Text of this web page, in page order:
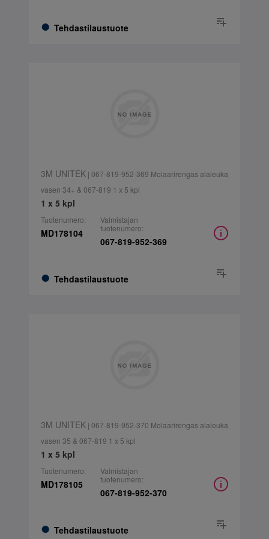
Tehdastilaustuote
3M UNITEK| 067-819-952-369 Molaarirengas alaleuka
vasen 34+ & 067-819 1 x 5 kpl
1 x 5 kpl
Tuotenumero:
MD178104
Tehdastilaustuote
Valmistajan
tuotenumero:
067-819-952-369
3M UNITEK| 067-819-952-370 Molaarirengas alaleuka
vasen 35 & 067-819 1 x 5 kpl
1 x 5 kpl
Tuotenumero:
MD178105
Tehdastilaustuote
Valmistajan
tuotenumero:
067-819-952-370